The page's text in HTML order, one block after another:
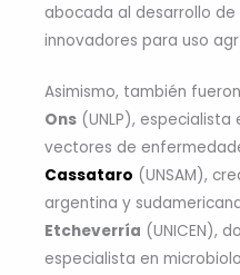
abocada al desarrollo
innovadores para uso
Asimismo, también
Ons (UNLP),
vectores de
Cassataro (UNSAM),
argentina y
Etcheverría (UNICEN),
especialista en